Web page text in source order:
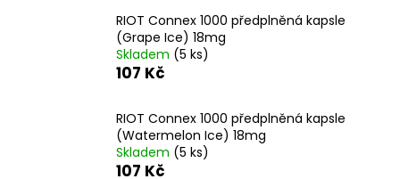
RIOT Connex 1000 předplněná kapsle
(Grape Ice) 18mg
Skladem (5 ks)
107 Kč
RIOT Connex 1000 předplněná kapsle
(Watermelon Ice) 18mg
Skladem (5 ks)
107 Kč